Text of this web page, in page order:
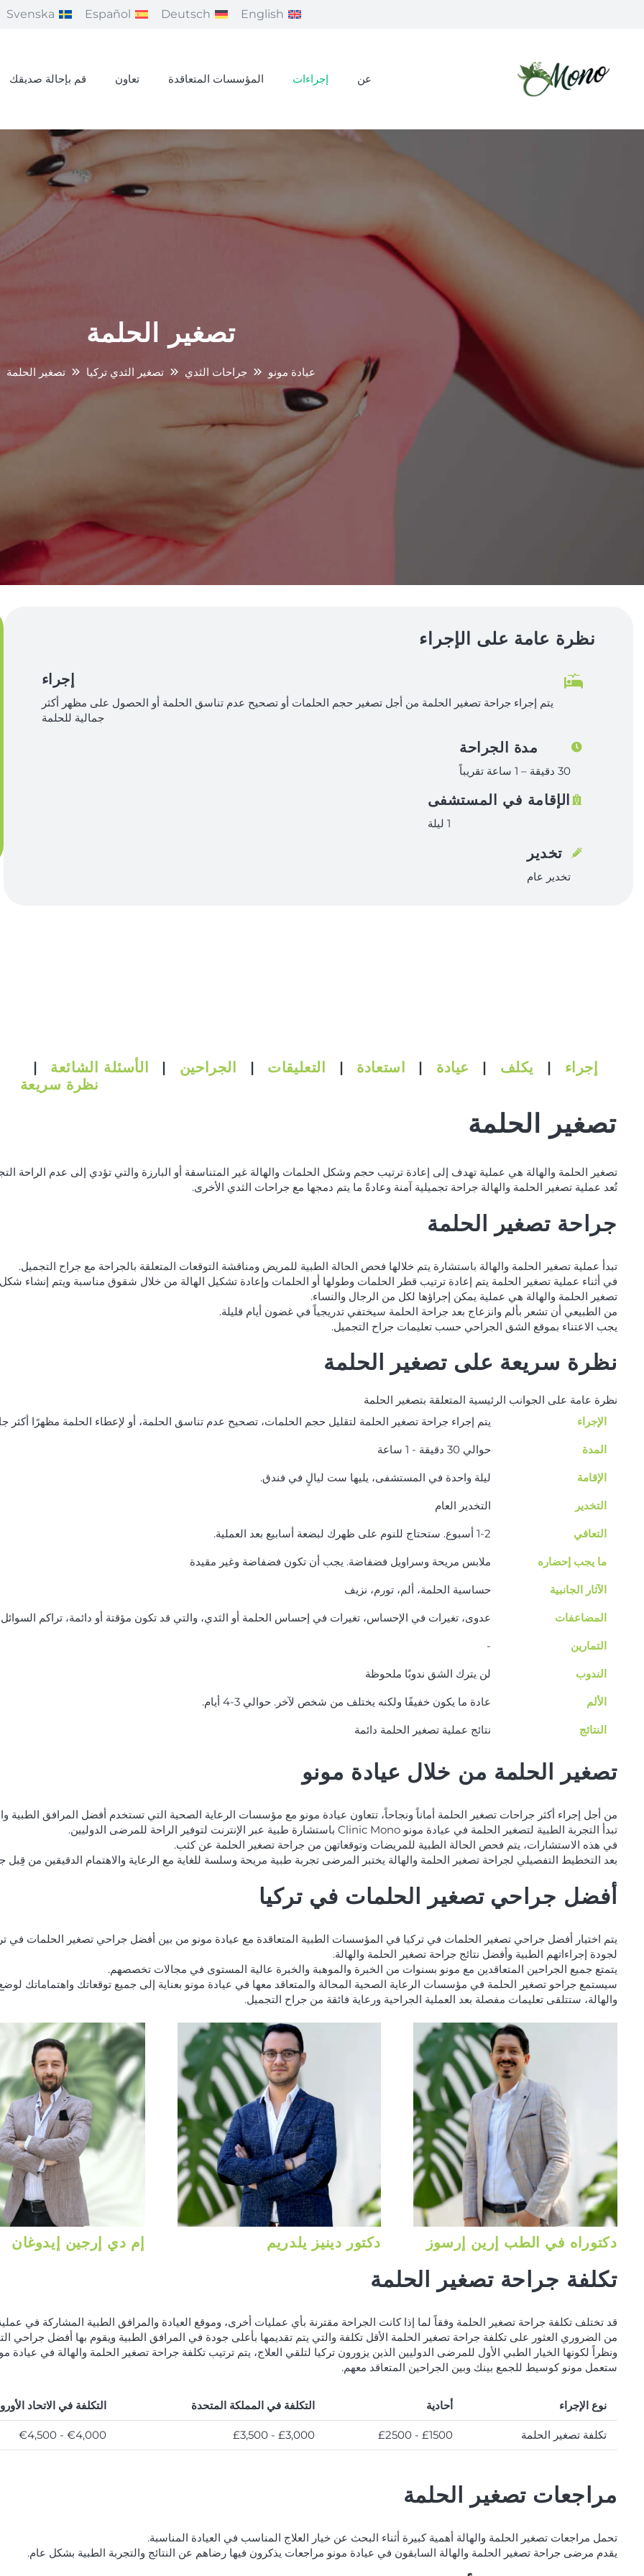
English
Deutsch
Español
Svenska
عن إجراءات المؤسسات المتعاقدة تعاون قم بإحالة صديقك
تصغير الحلمة
عيادة مونو جراحات الثدي تصغير الثدي تركيا تصغير الحلمة
نظرة عامة على الإجراء
إجراء
يتم إجراء جراحة تصغير الحلمة من أجل تصغير حجم الحلمات أو تصحيح عدم تناسق الحلمة أو الحصول على مظهر أكثر
جمالية للحلمة
مدة الجراحة
30 دقيقة – 1 ساعة تقريباً
الإقامة في المستشفى
1 ليلة
تخدير
تخدير عام
إجراء | يكلف | عيادة | استعادة | التعليقات | الجراحين | الأسئلة الشائعة
|
نظرة سريعة
تصغير الحلمة
تصغير الحلمة والهالة هي عملية تهدف إلى إعادة ترتيب حجم وشكل الحلمات والهالة غير المتناسقة أو البارزة والتي تؤدي إلى عدم الراحة
تُعد عملية تصغير الحلمة والهالة جراحة تجميلية آمنة وعادةً ما يتم دمجها مع جراحات الثدي الأخرى.
جراحة تصغير الحلمة
تبدأ عملية تصغير الحلمة والهالة باستشارة يتم خلالها فحص الحالة الطبية للمريض ومناقشة التوقعات المتعلقة بالجراحة مع جراح التجميل.
في أثناء عملية تصغير الحلمة يتم إعادة ترتيب قطر الحلمات وطولها أو الحلمات وإعادة تشكيل الهالة من خلال شقوق مناسبة ويتم إنشاء
تصغير الحلمة والهالة هي عملية يمكن إجراؤها لكل من الرجال والنساء.
من الطبيعي أن تشعر بألم وانزعاج بعد جراحة الحلمة سيختفي تدريجياً في غضون أيام قليلة.
يجب الاعتناء بموقع الشق الجراحي حسب تعليمات جراح التجميل.
نظرة سريعة على تصغير الحلمة
نظرة عامة على الجوانب الرئيسية المتعلقة بتصغير الحلمة
الإجراء
يتم إجراء جراحة تصغير الحلمة لتقليل حجم الحلمات، تصحيح عدم تناسق الحلمة، أو لإعطاء الحلمة مظهرًا أكثر
المدة حوالي 30 دقيقة - 1 ساعة
الإقامة ليلة واحدة في المستشفى، يليها ست ليالٍ في فندق.
التخدير التخدير العام
التعافي 1-2 أسبوع. ستحتاج للنوم على ظهرك لبضعة أسابيع بعد العملية.
ما يجب إحضاره ملابس مريحة وسراويل فضفاضة. يجب أن تكون فضفاضة وغير مقيدة
الآثار الجانبية حساسية الحلمة، ألم، تورم، نزيف
المضاعفات عدوى، تغيرات في الإحساس، تغيرات في إحساس الحلمة أو الثدي، والتي قد تكون مؤقتة أو دائمة، تراكم السوائل
التمارين -
الندوب لن يترك الشق ندوبًا ملحوظة
الألم عادة ما يكون خفيفًا ولكنه يختلف من شخص لآخر. حوالي 3-4 أيام.
النتائج نتائج عملية تصغير الحلمة دائمة
تصغير الحلمة من خلال عيادة مونو
من أجل إجراء أكثر جراحات تصغير الحلمة أماناً ونجاحاً، تتعاون عيادة مونو مع مؤسسات الرعاية الصحية التي تستخدم أفضل المرافق الطبية
تبدأ التجربة الطبية لتصغير الحلمة في عيادة مونو Clinic Mono باستشارة طبية عبر الإنترنت لتوفير الراحة للمرضى الدوليين.
في هذه الاستشارات، يتم فحص الحالة الطبية للمريضات وتوقعاتهن من جراحة تصغير الحلمة عن كثب.
بعد التخطيط التفصيلي لجراحة تصغير الحلمة والهالة يختبر المرضى تجربة طبية مريحة وسلسة للغاية مع الرعاية والاهتمام الدقيقين من قِبل
أفضل جراحي تصغير الحلمات في تركيا
يتم اختيار أفضل جراحي تصغير الحلمات في تركيا في المؤسسات الطبية المتعاقدة مع عيادة مونو من بين أفضل جراحي تصغير الحلمات في
لجودة إجراءاتهم الطبية وأفضل نتائج جراحة تصغير الحلمة والهالة.
يتمتع جميع الجراحين المتعاقدين مع مونو بسنوات من الخبرة والموهبة والخبرة عالية المستوى في مجالات تخصصهم.
سيستمع جراحو تصغير الحلمة في مؤسسات الرعاية الصحية المحالة والمتعاقد معها في عيادة مونو بعناية إلى جميع توقعاتك واهتماماتك
والهالة، ستتلقى تعليمات مفصلة بعد العملية الجراحية ورعاية فائقة من جراح التجميل.
دكتوراه في الطب إرين إرسوز دكتور دينيز يلدريم إم دي إرجين إيدوغان
تكلفة جراحة تصغير الحلمة
قد تختلف تكلفة جراحة تصغير الحلمة وفقاً لما إذا كانت الجراحة مقترنة بأي عمليات أخرى، وموقع العيادة والمرافق الطبية المشاركة في
من الضروري العثور على تكلفة جراحة تصغير الحلمة الأقل تكلفة والتي يتم تقديمها بأعلى جودة في المرافق الطبية ويقوم بها أفضل جراحي
ونظراً لكونها الخيار الطبي الأول للمرضى الدوليين الذين يزورون تركيا لتلقي العلاج، يتم ترتيب تكلفة جراحة تصغير الحلمة والهالة في
ستعمل مونو كوسيط للجمع بينك وبين الجراحين المتعاقد معهم.
نوع الإجراء أحادية التكلفة في المملكة المتحدة التكلفة في الاتحاد
تكلفة تصغير الحلمة £1500 - £2500
£3,000 - £3,500
€4,000 - €4,500
مراجعات تصغير الحلمة
تحمل مراجعات تصغير الحلمة والهالة أهمية كبيرة أثناء البحث عن خيار العلاج المناسب في العيادة المناسبة.
يقدم مرضى جراحة تصغير الحلمة والهالة السابقون في عيادة مونو مراجعات يذكرون فيها رضاهم عن النتائج والتجربة الطبية بشكل عام.